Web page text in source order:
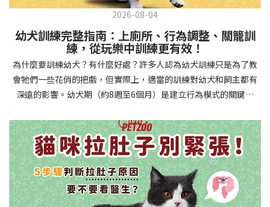
2026-08-04
幼犬訓練完整指南：上廁所、行為調整、關籠訓
練，從玩樂中訓練更有效！
為什麼要訓練幼犬？有什麼好處？許多人認為幼犬訓練只是為了教
會牠們一些花俏的把戲，但實際上，適當的訓練對幼犬和飼主都有
深遠的影響。幼犬期（約8週至6個月）是建立行為模式的關鍵時
的行為問題，並建立人犬間的健康關係。 建立安全健康的生活環境
透過基礎訓練，幼犬能學會家居規則，避免危險行為和破壞家具。
像是「不」和「放下」等指令可以阻止幼犬咬電線或誤食有害物
質，有效降低居家意外風險。規律的如廁訓練則能養成良好衛生習
慣，讓家中環境保持乾淨舒適。增強溝通與信任關係訓練過程就像
建立一種共同語言，幫助你和幼犬更好地理解彼此。當幼犬學會回